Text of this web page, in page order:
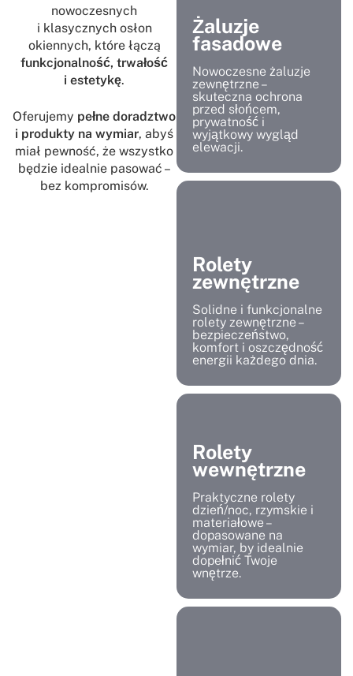
nowoczesnych
i klasycznych osłon
okiennych, które łączą
funkcjonalność, trwałość
i estetykę.
Oferujemy pełne doradztwo
i produkty na wymiar, abyś
miał pewność, że wszystko
będzie idealnie pasować –
bez kompromisów.
Żaluzje
fasadowe
Nowoczesne żaluzje
zewnętrzne –
skuteczna ochrona
przed słońcem,
prywatność i
wyjątkowy wygląd
elewacji.
Rolety
zewnętrzne
Solidne i funkcjonalne
rolety zewnętrzne –
bezpieczeństwo,
komfort i oszczędność
energii każdego dnia.
Rolety
wewnętrzne
Praktyczne rolety
dzień/noc, rzymskie i
materiałowe –
dopasowane na
wymiar, by idealnie
dopełnić Twoje
wnętrze.